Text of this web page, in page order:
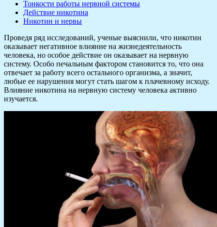
Тонкости работы нервной системы
Действие никотина
Никотин и нервы
Проведя ряд исследований, ученые выяснили, что никотин
оказывает негативное влияние на жизнедеятельность
человека, но особое действие он оказывает на нервную
систему. Особо печальным фактором становится то, что она
отвечает за работу всего остального организма, а значит,
любые ее нарушения могут стать шагом к плачевному исходу.
Влияние никотина на нервную систему человека активно
изучается.